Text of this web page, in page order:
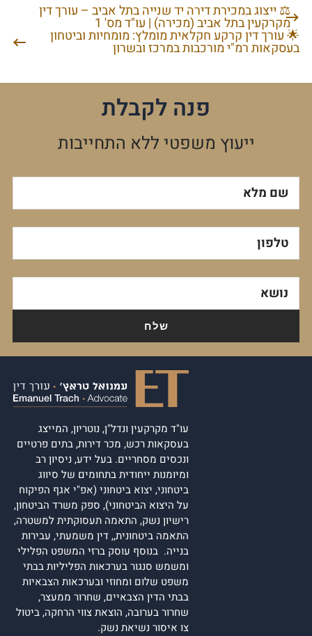
ניווט⚖️ ייצוג במכירת דירה יד שנייה בתל אביב – עורך דין
מקרקעין בתל אביב (מכירה) | עו"ד מס' 1
🌟 עורך דין קרקע חקלאית מומלץ: מומחיות וביטחון
בעסקאות רמ"י מורכבות במרכז ובשרון
פנה לקבלת
ייעוץ משפטי ללא התחייבות
שם מלא
טלפון
נושא
עו"ד מקרקעין ונדל"ן, נוטריון, המייצג
בעסקאות רכש, מכר דירות, בתים פרטיים
ונכסים מסחריים. בעל ידע, ניסיון רב
ומיומנות ייחודית בתחומים של סיווג
ביטחוני, יצוא ביטחוני (אפ"י אגף הפיקוח
על היצוא הביטחוני), ספק משרד הביטחון,
רישיון נשק, התאמה תעסוקתית למשטרה,
התאמה ביטחונית,, דין משמעתי, עבירות
בנייה. בנוסף עוסק ברזי המשפט הפלילי
ומשמש סנגור בערכאות הפליליות בבתי
משפט שלום ומחוזי ובערכאות הצבאיות
בבתי הדין הצבאיים, שחרור ממעצר,
שחרור בערובה, הוצאת צווי הרחקה, ביטול
צו איסור נשיאת נשק.